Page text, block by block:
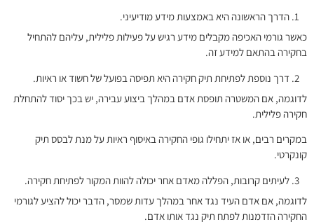
הדרך הראשונה היא באמצעות מידע מודיעיני.
כאשר גורמי האכיפה מקבלים מידע רגיש על פעילות פלילית, עליהם להתחיל
בחקירה בהתאם למידע זה.
דרך נוספת לפתיחת תיק חקירה היא תפיסה בפועל של חשוד או ראיות.
לדוגמה, אם המשטרה תופסת אדם במהלך ביצוע עבירה, יש בכך יסוד להתחלת
חקירה פלילית.
במקרים רבים, או אז יתחילו גופי החקירה באיסוף ראיות על מנת לבסס תיק
קונקרטי.
לעיתים קרובות, הפללה מאדם אחר יכולה להוות המקור לפתיחת חקירה.
לדוגמה, אם אדם העיד נגד אחר במהלך עדות שמסר, הדבר יכול להציע לגורמי
החקירה הזדמנות לפתח תיק נגד אותו אדם.